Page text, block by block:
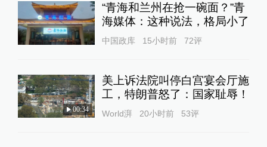
“青海和兰州在抢一碗面？”青
海媒体：这种说法，格局小了
中国政库 15小时前 72评
00:34
美上诉法院叫停白宫宴会厅施
工，特朗普怒了：国家耻辱！
World湃 20小时前 53评